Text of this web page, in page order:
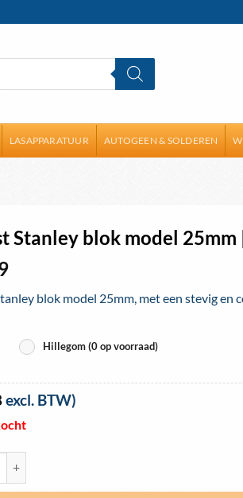
LASAPPARATUUR AUTOGEEN & SOLDEREN
Stanley blok model 25mm
blok model 25mm, met een stevig en
Hillegom (0 op voorraad)
excl. BTW)